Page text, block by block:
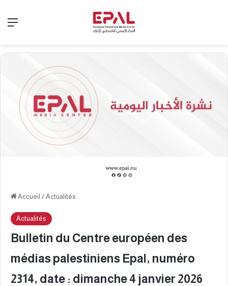
Accueil / Actualités
Actualités
Bulletin du Centre européen des
médias palestiniens Epal, numéro
2314, date : dimanche 4 janvier 2026